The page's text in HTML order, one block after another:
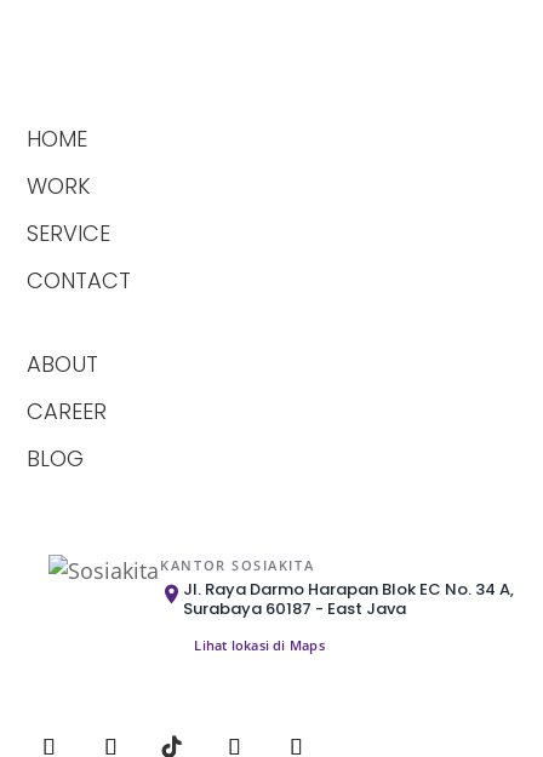
HOME
WORK
SERVICE
CONTACT
ABOUT
CAREER
BLOG
KANTOR SOSIAKITA
Jl. Raya Darmo Harapan Blok EC No. 34 A,
Surabaya 60187 - East Java
Lihat lokasi di Maps